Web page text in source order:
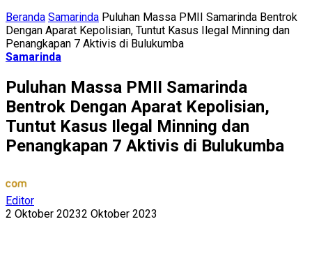
Beranda Samarinda Puluhan Massa PMII Samarinda Bentrok
Dengan Aparat Kepolisian, Tuntut Kasus Ilegal Minning dan
Penangkapan 7 Aktivis di Bulukumba
Samarinda
Puluhan Massa PMII Samarinda
Bentrok Dengan Aparat Kepolisian,
Tuntut Kasus Ilegal Minning dan
Penangkapan 7 Aktivis di Bulukumba
Editor
2 Oktober 20232 Oktober 2023